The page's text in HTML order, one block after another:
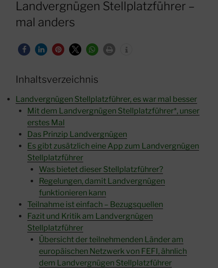
AM
Landvergnügen Stellplatzführer –
mal anders
Inhaltsverzeichnis
Landvergnügen Stellplatzführer, es war mal besser
Mit dem Landvergnügen Stellplatzführer*, unser
erstes Mal
Das Prinzip Landvergnügen
Es gibt zusätzlich eine App zum Landvergnügen
Stellplatzführer
Was bietet dieser Stellplatzführer?
Regelungen, damit Landvergnügen
funktionieren kann
Teilnahme ist einfach – Bezugsquellen
Fazit und Kritik am Landvergnügen
Stellplatzführer
Übersicht der teilnehmenden Länder am
europäischen Netzwerk von FEFI, ähnlich
dem Landvergnügen Stellplatzführer